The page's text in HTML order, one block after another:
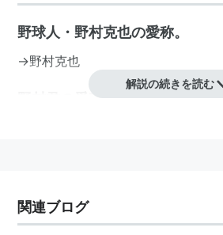
野球人・野村克也の愛称。
→野村克也
野村君の愛称
解説の続きを読む
関連ブログ